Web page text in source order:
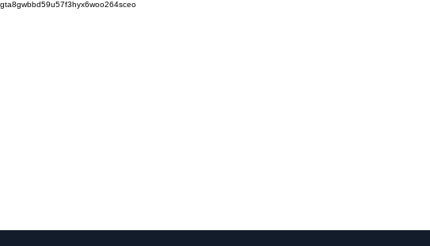
gta8gwbbd59u57f3hyx6woo264sceo